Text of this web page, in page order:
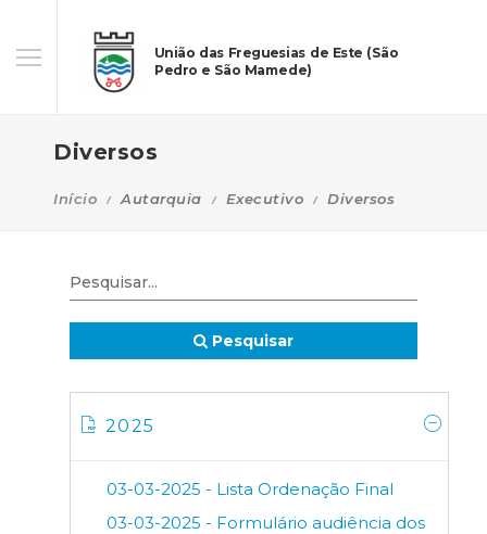
União das Freguesias de Este (São
Pedro e São Mamede)
Diversos
Início Autarquia Executivo Diversos
Pesquisar
2025
03-03-2025 - Lista Ordenação Final
03-03-2025 - Formulário audiência dos